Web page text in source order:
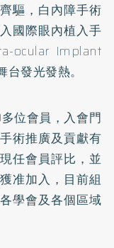
驅，白內障手術
國際眼內植入手
ocular Implant
發光發熱。
位會員，入會門
術推廣及貢獻有
任會員評比，並
准加入，目前組
學會及各個區域